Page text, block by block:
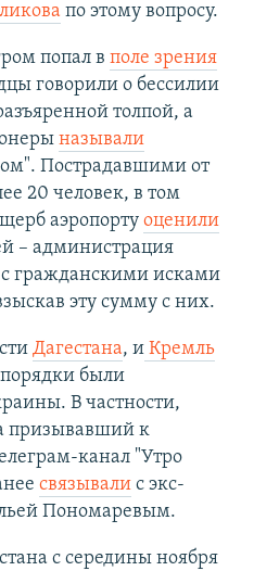
по этому вопросу.
попал в поле зрения
говорили о бессилии
толпой, а
называли
Пострадавшими от
20 человек, в том
аэропорту оценили
– администрация
гражданскими исками
эту сумму с них.
Дагестана, иКремль
были
В частности,
призывавший к
канал "Утро
связывалис экс-
Пономаревым.
с середины ноября